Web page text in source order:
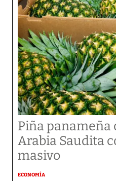
Piña panameña
Arabia Saudita
masivo
ECONOMÍA